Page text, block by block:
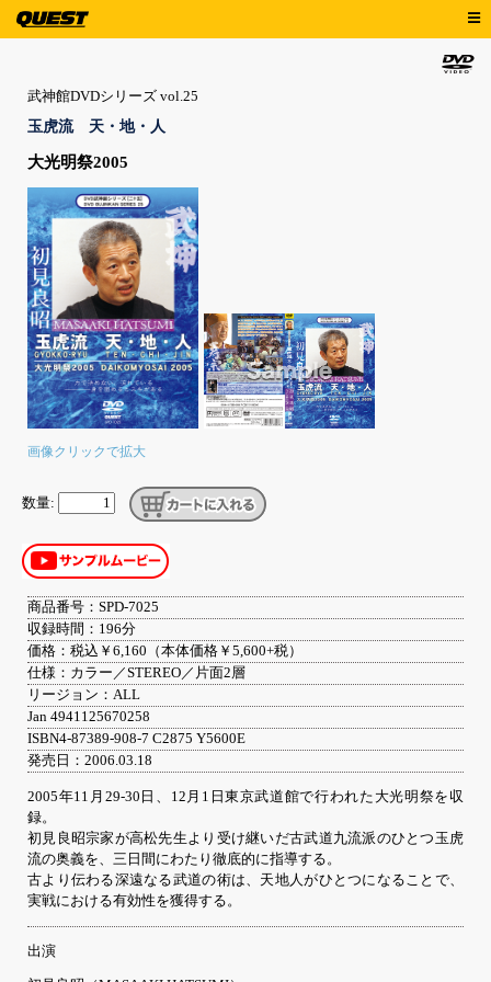
武神館DVDシリーズ vol.25
玉虎流 天・地・人
大光明祭2005
画像クリックで拡大
数量:
商品番号：SPD-7025
収録時間：196分
価格：税込￥6,160（本体価格￥5,600+税）
仕様：カラー／STEREO／片面2層
リージョン：ALL
Jan 4941125670258
ISBN4-87389-908-7 C2875 Y5600E
発売日：2006.03.18
2005年11月29-30日、12月1日東京武道館で行われた大光明祭を収
録。
初見良昭宗家が高松先生より受け継いだ古武道九流派のひとつ玉虎
流の奥義を、三日間にわたり徹底的に指導する。
古より伝わる深遠なる武道の術は、天地人がひとつになることで、
実戦における有効性を獲得する。
出演